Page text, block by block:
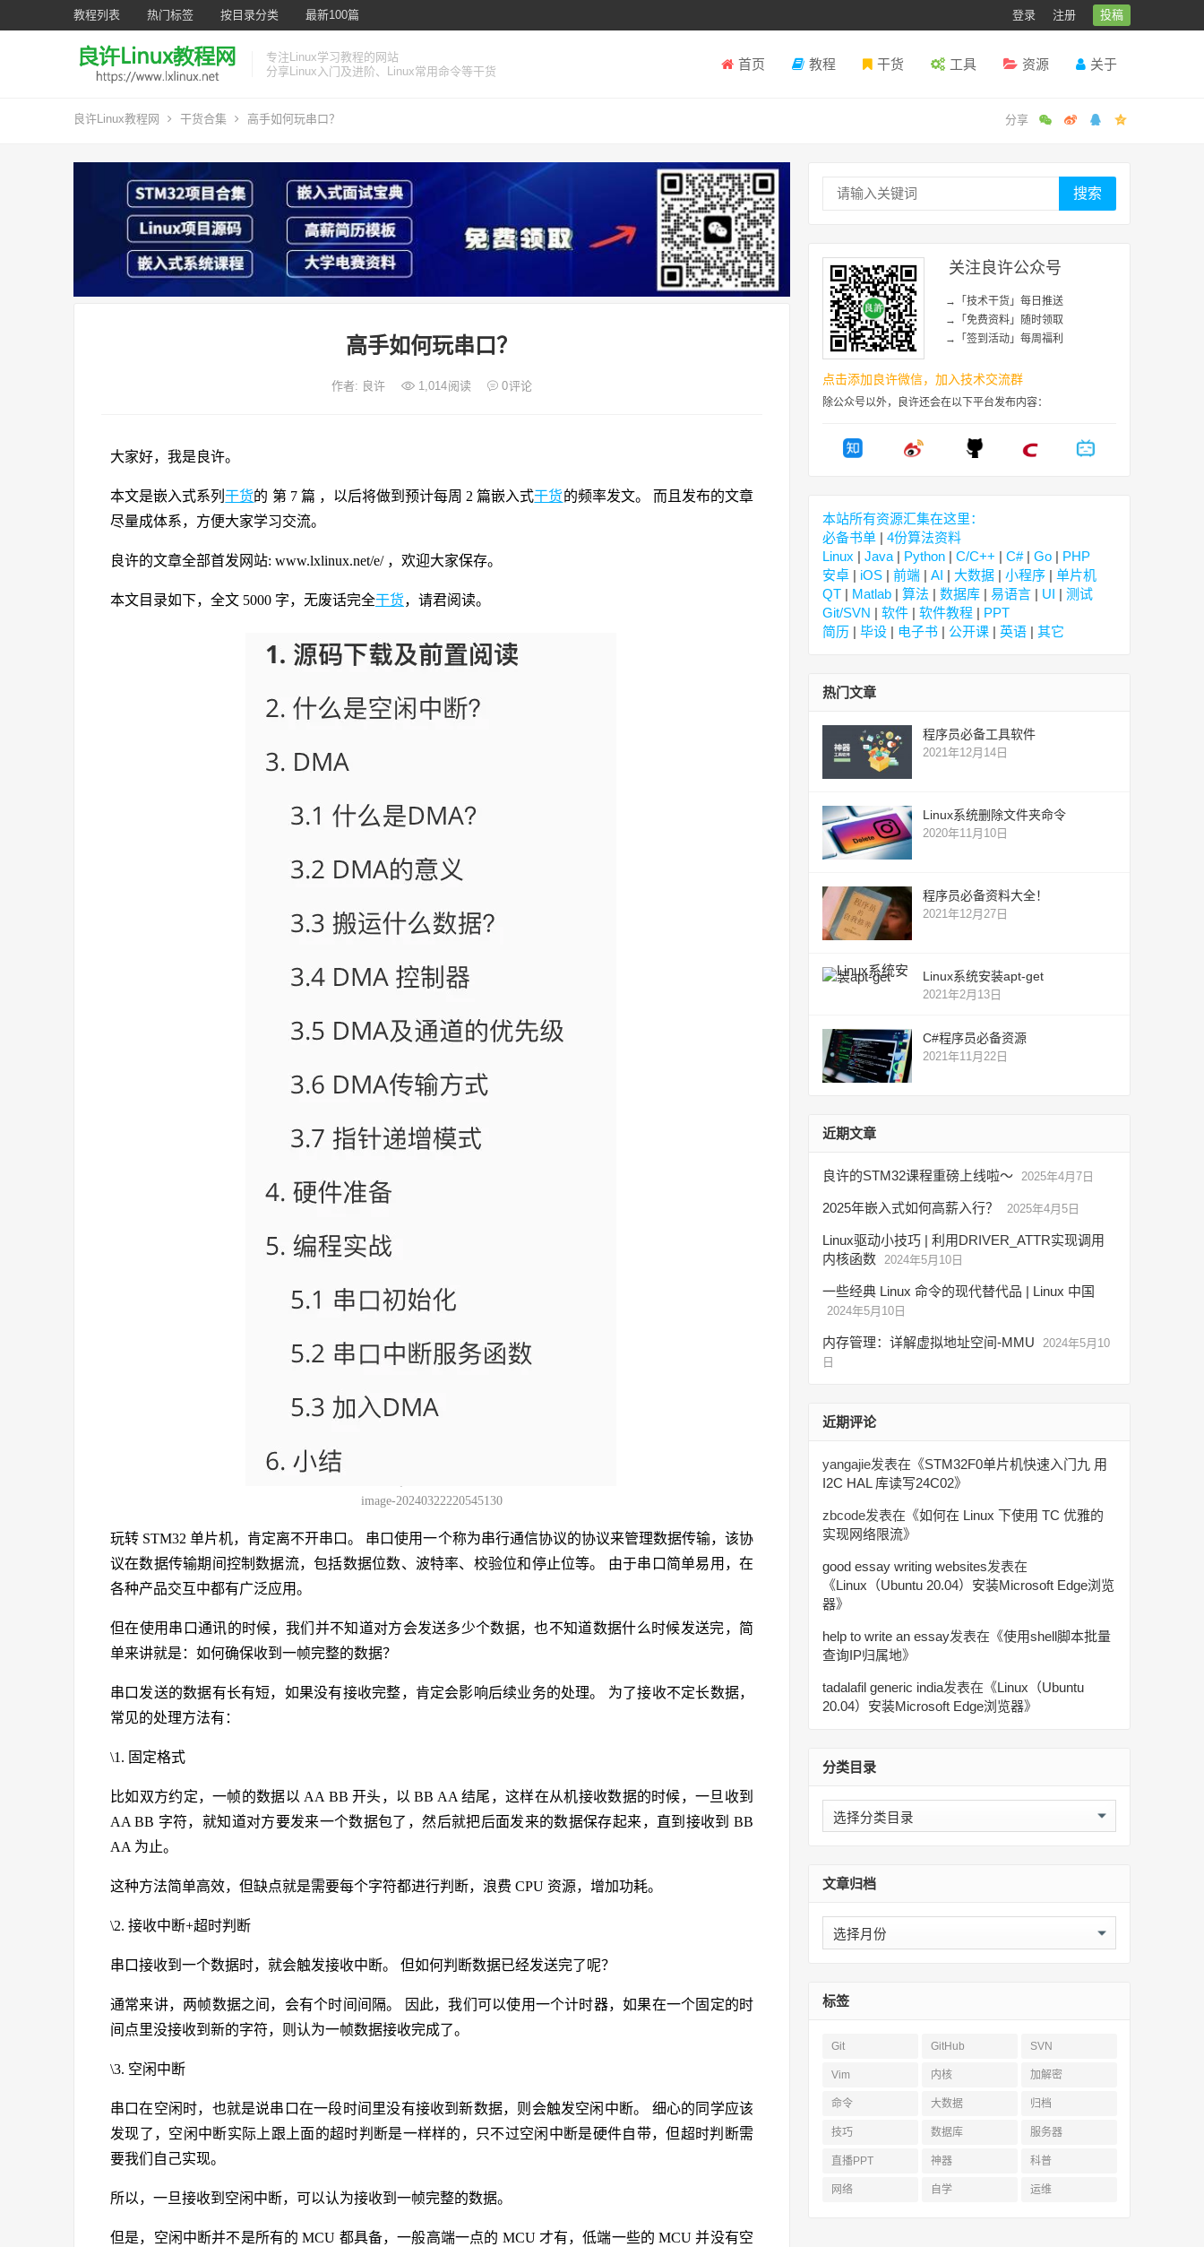
教程列表 热门标签 按目录分类 最新100篇 登录 注册 投稿
专注Linux学习教程的网站
分享Linux入门及进阶、Linux常用命令等干货
首页 教程 干货 工具 资源 关于
良许Linux教程网 干货合集 高手如何玩串口？
高手如何玩串口？
作者: 良许 1,014阅读 0评论
大家好，我是良许。
本文是嵌入式系列干货的 第 7 篇 ，以后将做到预计每周 2 篇嵌入式干货的频率发文。 而且发布的文章
尽量成体系，方便大家学习交流。
良许的文章全部首发网站: www.lxlinux.net/e/ ，欢迎大家保存。
本文目录如下，全文 5000 字，无废话完全干货，请君阅读。
image-20240322220545130
玩转 STM32 单片机，肯定离不开串口。 串口使用一个称为串行通信协议的协议来管理数据传输，该协
议在数据传输期间控制数据流，包括数据位数、波特率、校验位和停止位等。 由于串口简单易用，在
各种产品交互中都有广泛应用。
但在使用串口通讯的时候，我们并不知道对方会发送多少个数据，也不知道数据什么时候发送完，简
单来讲就是：如何确保收到一帧完整的数据？
串口发送的数据有长有短，如果没有接收完整，肯定会影响后续业务的处理。 为了接收不定长数据，
常见的处理方法有：
\1. 固定格式
比如双方约定，一帧的数据以 AA BB 开头，以 BB AA 结尾，这样在从机接收数据的时候，一旦收到
AA BB 字符，就知道对方要发来一个数据包了，然后就把后面发来的数据保存起来，直到接收到 BB
AA 为止。
这种方法简单高效，但缺点就是需要每个字符都进行判断，浪费 CPU 资源，增加功耗。
\2. 接收中断+超时判断
串口接收到一个数据时，就会触发接收中断。 但如何判断数据已经发送完了呢？
通常来讲，两帧数据之间，会有个时间间隔。 因此，我们可以使用一个计时器，如果在一个固定的时
间点里没接收到新的字符，则认为一帧数据接收完成了。
\3. 空闲中断
串口在空闲时，也就是说串口在一段时间里没有接收到新数据，则会触发空闲中断。 细心的同学应该
发现了，空闲中断实际上跟上面的超时判断是一样样的，只不过空闲中断是硬件自带，但超时判断需
要我们自己实现。
所以，一旦接收到空闲中断，可以认为接收到一帧完整的数据。
但是，空闲中断并不是所有的 MCU 都具备，一般高端一点的 MCU 才有，低端一些的 MCU 并没有空
搜索
关注良许公众号
→「技术干货」每日推送
→「免费资料」随时领取
→「签到活动」每周福利
点击添加良许微信，加入技术交流群
除公众号以外，良许还会在以下平台发布内容：
本站所有资源汇集在这里：
必备书单 | 4份算法资料
Linux | Java | Python | C/C++ | C#| Go | PHP
安卓 | iOS | 前端 | AI | 大数据 | 小程序 | 单片机
QT | Matlab | 算法 | 数据库 | 易语言 | UI | 测试
Git/SVN | 软件 | 软件教程 | PPT
简历 | 毕设 | 电子书 | 公开课 | 英语 | 其它
热门文章
程序员必备工具软件
2021年12月14日
Linux系统删除文件夹命令
2020年11月10日
程序员必备资料大全！
2021年12月27日
Linux系统安装apt-get
2021年2月13日
C#程序员必备资源
2021年11月22日
近期文章
良许的STM32课程重磅上线啦～ 2025年4月7日
2025年嵌入式如何高薪入行？ 2025年4月5日
Linux驱动小技巧 | 利用DRIVER_ATTR实现调用
内核函数 2024年5月10日
一些经典 Linux 命令的现代替代品 | Linux 中国
2024年5月10日
内存管理：详解虚拟地址空间-MMU
2024年5月10
日
近期评论
yangajie发表在《STM32F0单片机快速入门九 用
I2C HAL 库读写24C02》
zbcode发表在《如何在 Linux 下使用 TC 优雅的
实现网络限流》
good essay writing websites发表在
《Linux（Ubuntu 20.04）安装Microsoft Edge浏览
器》
help to write an essay发表在《使用shell脚本批量
查询IP归属地》
tadalafil generic india发表在《Linux（Ubuntu
20.04）安装Microsoft Edge浏览器》
分类目录
分
类
文章归档
文
章
标签
Git GitHub SVN
Vim 内核 加解密
命令 大数据 归档
技巧 数据库 服务器
直播PPT 神器 科普
网络 自学 运维